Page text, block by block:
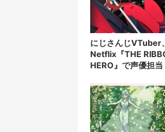
にじさんじVTuber、
Netflix『THE
HERO』で声優担